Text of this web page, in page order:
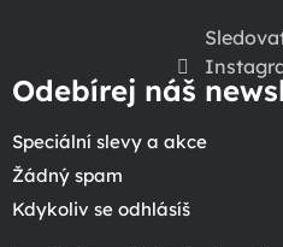
Odebírej náš
Speciální slevy a akce
Žádný spam
Kdykoliv se odhlásíš